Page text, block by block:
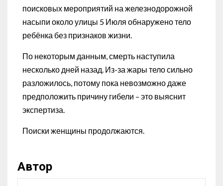
поисковых мероприятий на железнодорожной
насыпи около улицы 5 Июля обнаружено тело
ребёнка без признаков жизни.
По некоторым данным, смерть наступила
несколько дней назад. Из-за жары тело сильно
разложилось, потому пока невозможно даже
предположить причину гибели – это выяснит
экспертиза.
Поиски женщины продолжаются.
Автор